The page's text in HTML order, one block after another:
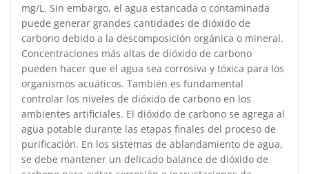
mg/L. Sin embargo, el agua estancada o contaminada
puede generar grandes cantidades de dióxido de
carbono debido a la descomposición orgánica o mineral.
Concentraciones más altas de dióxido de carbono
pueden hacer que el agua sea corrosiva y tóxica para los
organismos acuáticos. También es fundamental
controlar los niveles de dióxido de carbono en los
ambientes artificiales. El dióxido de carbono se agrega al
agua potable durante las etapas finales del proceso de
purificación. En los sistemas de ablandamiento de agua,
se debe mantener un delicado balance de dióxido de